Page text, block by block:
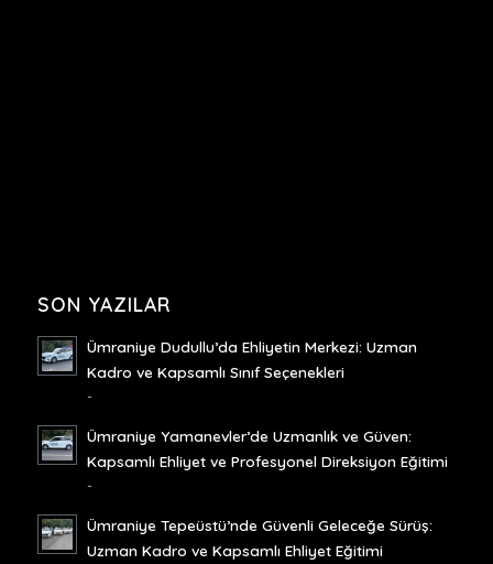
SON YAZILAR
Ümraniye Dudullu’da Ehliyetin Merkezi: Uzman
Kadro ve Kapsamlı Sınıf Seçenekleri
-
Ümraniye Yamanevler’de Uzmanlık ve Güven:
Kapsamlı Ehliyet ve Profesyonel Direksiyon Eğitimi
-
Ümraniye Tepeüstü’nde Güvenli Geleceğe Sürüş:
Uzman Kadro ve Kapsamlı Ehliyet Eğitimi